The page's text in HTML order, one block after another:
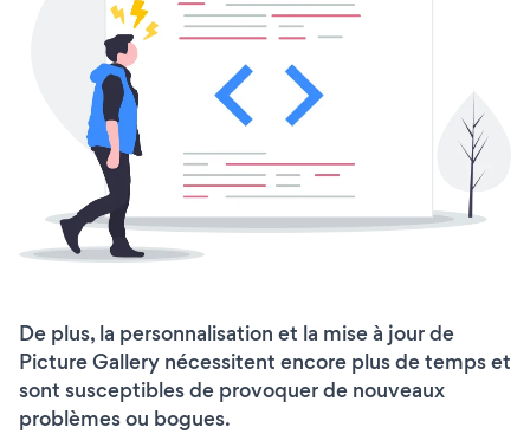
De plus, la personnalisation et la mise à jour de
Picture Gallery nécessitent encore plus de temps et
sont susceptibles de provoquer de nouveaux
problèmes ou bogues.